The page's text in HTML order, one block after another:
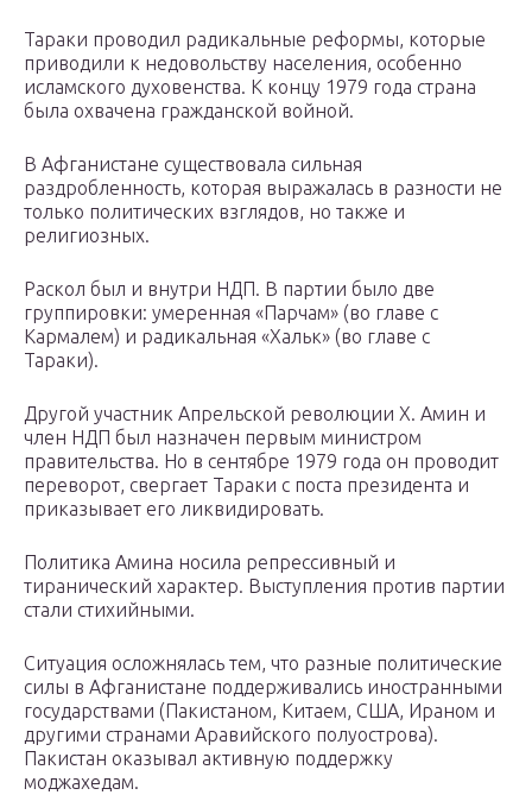
Тараки проводил радикальные реформы, которые
приводили к недовольству населения, особенно
исламского духовенства. К концу 1979 года страна
была охвачена гражданской войной.
В Афганистане существовала сильная
раздробленность, которая выражалась в разности не
только политических взглядов, но также и
религиозных.
Раскол был и внутри НДП. В партии было две
группировки: умеренная «Парчам» (во главе с
Кармалем) и радикальная «Хальк» (во главе с
Тараки).
Другой участник Апрельской революции Х. Амин и
член НДП был назначен первым министром
правительства. Но в сентябре 1979 года он проводит
переворот, свергает Тараки с поста президента и
приказывает его ликвидировать.
Политика Амина носила репрессивный и
тиранический характер. Выступления против партии
стали стихийными.
Ситуация осложнялась тем, что разные политические
силы в Афганистане поддерживались иностранными
государствами (Пакистаном, Китаем, США, Ираном и
другими странами Аравийского полуострова).
Пакистан оказывал активную поддержку
моджахедам.